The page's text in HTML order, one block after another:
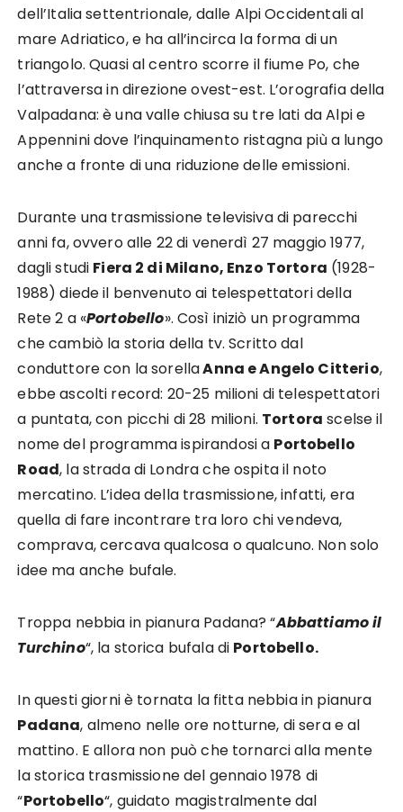
dell’Italia settentrionale, dalle Alpi Occidentali al
mare Adriatico, e ha all’incirca la forma di un
triangolo. Quasi al centro scorre il fiume Po, che
l’attraversa in direzione ovest-est. L’orografia della
Valpadana: è una valle chiusa su tre lati da Alpi e
Appennini dove l’inquinamento ristagna più a lungo
anche a fronte di una riduzione delle emissioni.
Durante una trasmissione televisiva di parecchi
anni fa, ovvero alle 22 di venerdì 27 maggio 1977,
dagli studi Fiera 2 di Milano, Enzo Tortora (1928-
1988) diede il benvenuto ai telespettatori della
Rete 2 a «Portobello». Così iniziò un programma
che cambiò la storia della tv. Scritto dal
conduttore con la sorellaAnna e Angelo Citterio,
ebbe ascolti record: 20-25 milioni di telespettatori
a puntata, con picchi di 28 milioni. Tortora scelse il
nome del programma ispirandosi a Portobello
Road, la strada di Londra che ospita il noto
mercatino. L’idea della trasmissione, infatti, era
quella di fare incontrare tra loro chi vendeva,
comprava, cercava qualcosa o qualcuno. Non solo
idee ma anche bufale.
Troppa nebbia in pianura Padana? “Abbattiamo il
Turchino“, la storica bufala di Portobello.
In questi giorni è tornata la fitta nebbia in pianura
Padana, almeno nelle ore notturne, di sera e al
mattino. E allora non può che tornarci alla mente
la storica trasmissione del gennaio 1978 di
“Portobello“, guidato magistralmente dal